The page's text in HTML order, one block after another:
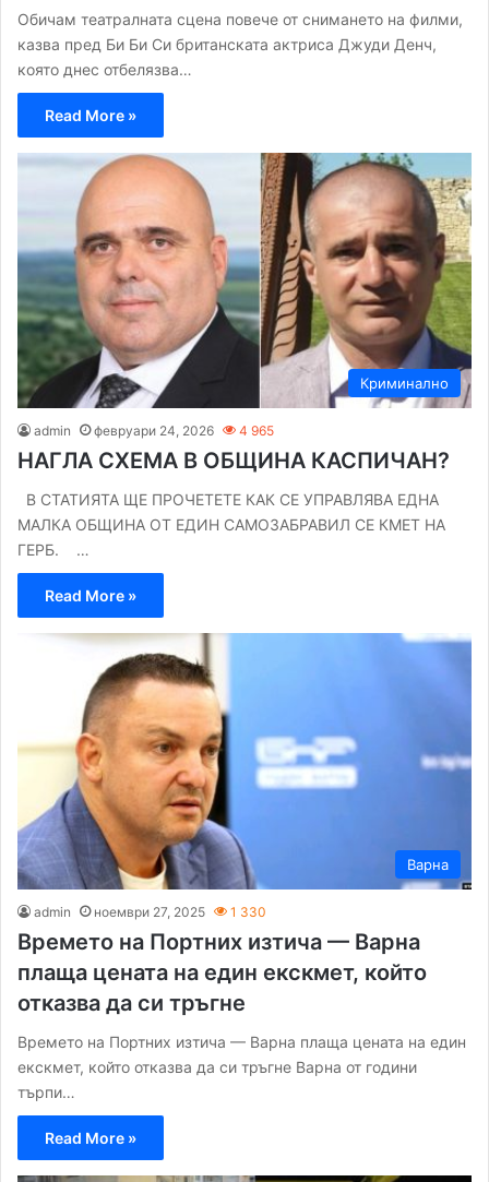
Обичам театралната сцена повече от снимането на филми,
казва пред Би Би Си британската актриса Джуди Денч,
която днес отбелязва…
Read More »
Криминално
admin февруари 24, 2026 4 965
НАГЛА СХЕМА В ОБЩИНА КАСПИЧАН?
В СТАТИЯТА ЩЕ ПРОЧЕТЕТЕ КАК СЕ УПРАВЛЯВА ЕДНА
МАЛКА ОБЩИНА ОТ ЕДИН САМОЗАБРАВИЛ СЕ КМЕТ НА
ГЕРБ. …
Read More »
Варна
admin ноември 27, 2025 1 330
Времето на Портних изтича — Варна
плаща цената на един екскмет, който
отказва да си тръгне
Времето на Портних изтича — Варна плаща цената на един
екскмет, който отказва да си тръгне Варна от години
търпи…
Read More »